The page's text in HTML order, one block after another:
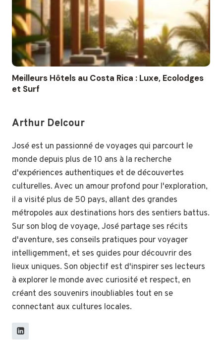
Meilleurs Hôtels au Costa Rica : Luxe, Ecolodges
et Surf
Arthur Delcour
José est un passionné de voyages qui parcourt le
monde depuis plus de 10 ans à la recherche
d'expériences authentiques et de découvertes
culturelles. Avec un amour profond pour l'exploration,
il a visité plus de 50 pays, allant des grandes
métropoles aux destinations hors des sentiers battus.
Sur son blog de voyage, José partage ses récits
d'aventure, ses conseils pratiques pour voyager
intelligemment, et ses guides pour découvrir des
lieux uniques. Son objectif est d'inspirer ses lecteurs
à explorer le monde avec curiosité et respect, en
créant des souvenirs inoubliables tout en se
connectant aux cultures locales.